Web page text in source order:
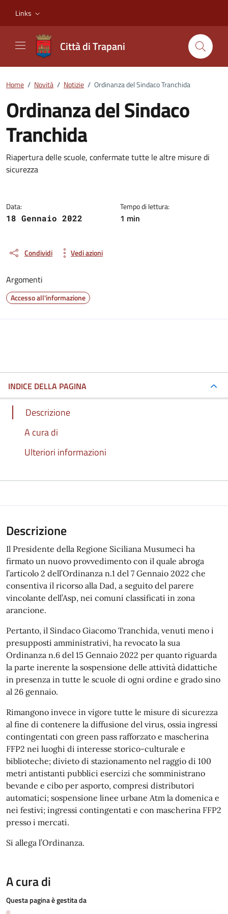
Links
Città di Trapani
Home / Novità / Notizie / Ordinanza del Sindaco Tranchida
Ordinanza del Sindaco
Tranchida
Dettagli della notizia
Riapertura delle scuole, confermate tutte le altre misure di
sicurezza
Data:
18 Gennaio 2022
Tempo di lettura:
1 min
Condividi Vedi azioni
Argomenti
Accesso all'informazione
INDICE DELLA PAGINA
Descrizione
A cura di
Ulteriori informazioni
Descrizione
Il Presidente della Regione Siciliana Musumeci ha
firmato un nuovo provvedimento con il quale abroga
l’articolo 2 dell’Ordinanza n.1 del 7 Gennaio 2022 che
consentiva il ricorso alla Dad, a seguito del parere
vincolante dell’Asp, nei comuni classificati in zona
arancione.
Pertanto, il Sindaco Giacomo Tranchida, venuti meno i
presupposti amministrativi, ha revocato la sua
Ordinanza n.6 del 15 Gennaio 2022 per quanto riguarda
la parte inerente la sospensione delle attività didattiche
in presenza in tutte le scuole di ogni ordine e grado sino
al 26 gennaio.
Rimangono invece in vigore tutte le misure di sicurezza
al fine di contenere la diffusione del virus, ossia ingressi
contingentati con green pass rafforzato e mascherina
FFP2 nei luoghi di interesse storico-culturale e
biblioteche; divieto di stazionamento nel raggio di 100
metri antistanti pubblici esercizi che somministrano
bevande e cibo per asporto, compresi distributori
automatici; sospensione linee urbane Atm la domenica e
nei festivi; ingressi contingentati e con mascherina FFP2
presso i mercati.
Si allega l’Ordinanza.
A cura di
Questa pagina è gestita da